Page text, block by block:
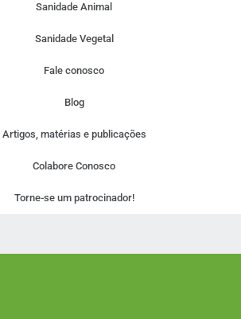
Sanidade Animal
Sanidade Vegetal
Fale conosco
Blog
Artigos, matérias e publicações
Colabore Conosco
Torne-se um patrocinador!